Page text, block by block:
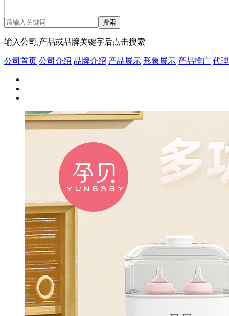
输入公司,产品或品牌关键字后点击搜索
公司首页 公司介绍 品牌介绍 产品展示 形象展示 产品推广 代